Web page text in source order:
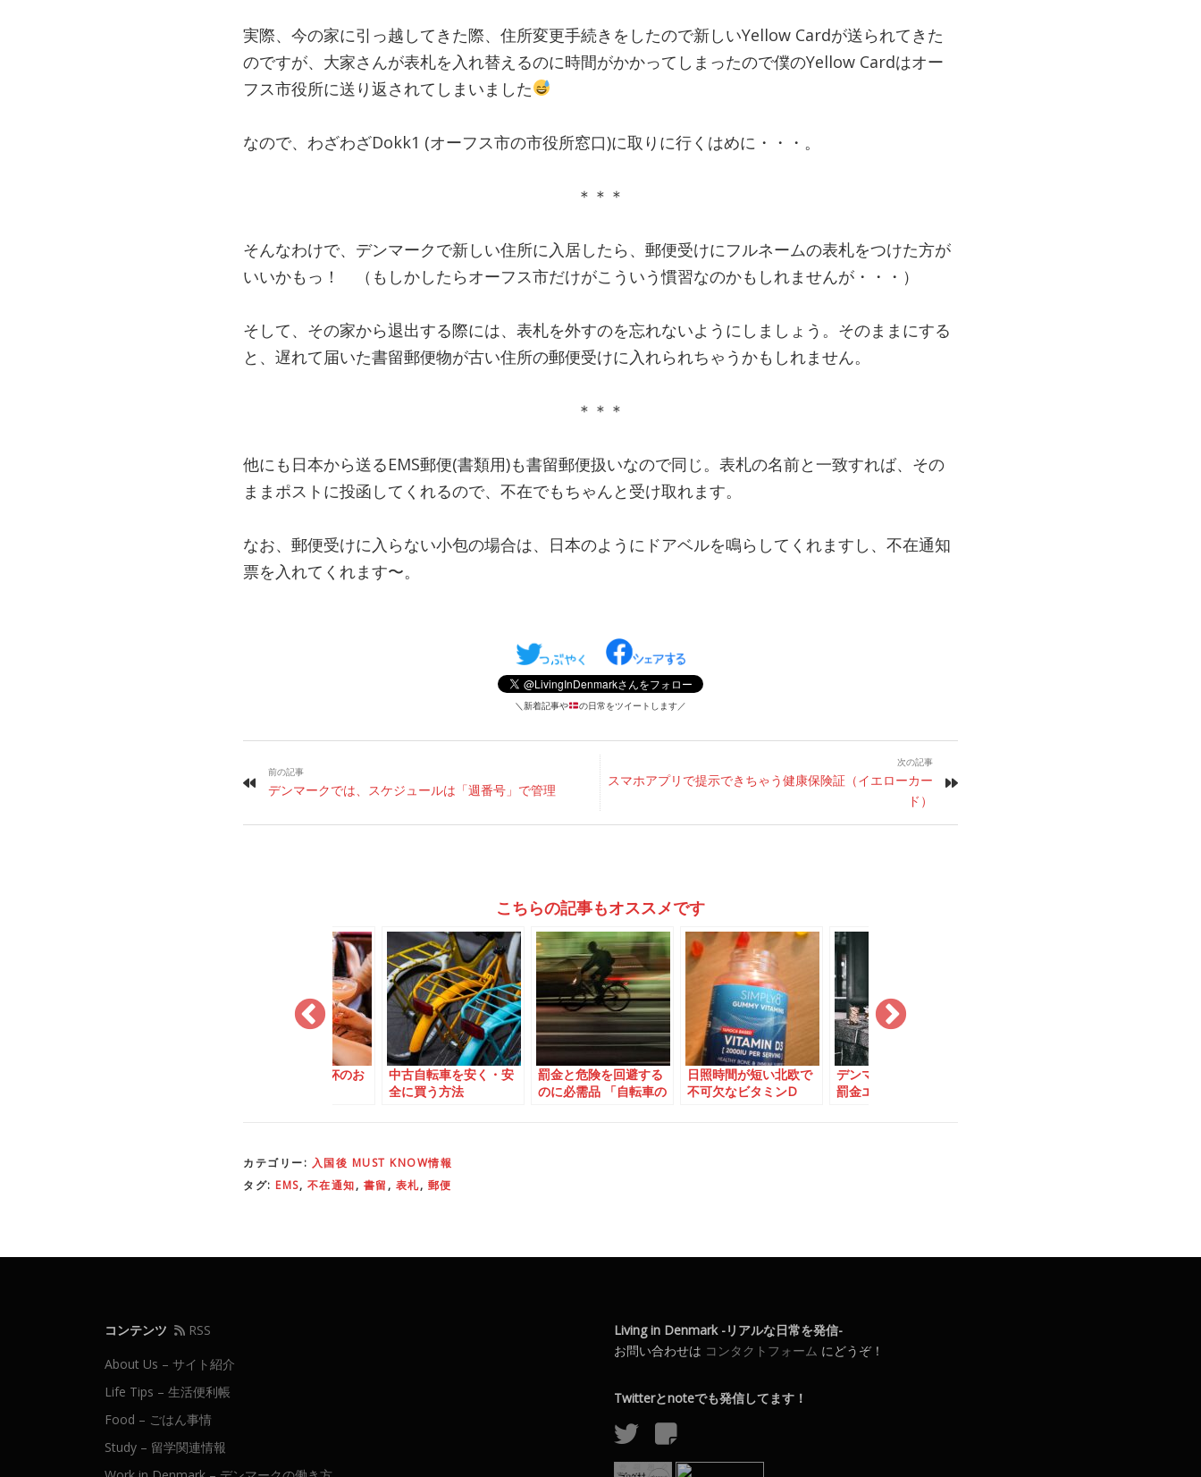
実際、今の家に引っ越してきた際、住所変更手続きをしたので新しいYellow Cardが送られてきた
のですが、大家さんが表札を入れ替えるのに時間がかかってしまったので僕のYellow Cardはオー
フス市役所に送り返されてしまいました
なので、わざわざDokk1 (オーフス市の市役所窓口)に取りに行くはめに・・・。
＊＊＊
そんなわけで、デンマークで新しい住所に入居したら、郵便受けにフルネームの表札をつけた方が
いいかもっ！ （もしかしたらオーフス市だけがこういう慣習なのかもしれませんが・・・）
そして、その家から退出する際には、表札を外すのを忘れないようにしましょう。そのままにする
と、遅れて届いた書留郵便物が古い住所の郵便受けに入れられちゃうかもしれません。
＊＊＊
他にも日本から送るEMS郵便(書類用)も書留郵便扱いなので同じ。表札の名前と一致すれば、その
ままポストに投函してくれるので、不在でもちゃんと受け取れます。
なお、郵便受けに入らない小包の場合は、日本のようにドアベルを鳴らしてくれますし、不在通知
票を入れてくれます〜。
＼新着記事や の日常をツイートします／
前の記事
デンマークでは、スケジュールは「週番号」で管理
次の記事
スマホアプリで提示できちゃう健康保険証（イエローカー
ド）
こちらの記事もオススメです
デンマークの乾杯のお
中古自転車を安く・安
全に買う方法
罰金と危険を回避する
のに必需品 「自転車の
日照時間が短い北欧で
不可欠なビタミンD
デンマークあるあるの
罰金エピソード
カテゴリー: 入国後 MUST KNOW情報
タグ: EMS, 不在通知, 書留 , 表札, 郵便
コンテンツ
RSS
About Us – サイト紹介
Life Tips – 生活便利帳
Food – ごはん事情
Study – 留学関連情報
Living in Denmark -リアルな日常を発信-
お問い合わせは コンタクトフォーム にどうぞ！
Twitterとnoteでも発信してます！